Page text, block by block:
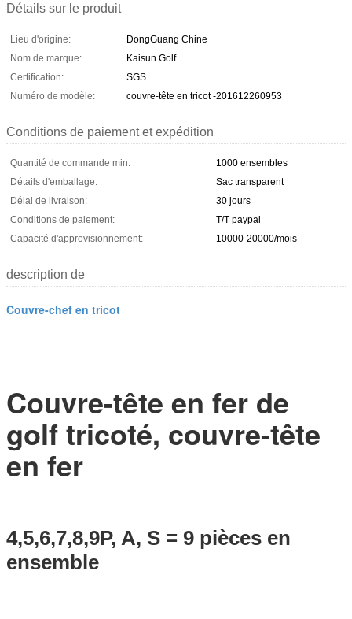
Détails sur le produit
Lieu d'origine:
DongGuang Chine
Nom de marque:
Kaisun Golf
Certification:
SGS
Numéro de modèle:
couvre-tête en tricot -201612260953
Conditions de paiement et expédition
Quantité de commande min:
1000 ensembles
Détails d'emballage:
Sac transparent
Délai de livraison:
30 jours
Conditions de paiement:
T/T paypal
Capacité d'approvisionnement:
10000-20000/mois
description de
Couvre-chef en tricot
Couvre-tête en fer de
golf tricoté, couvre-tête
en fer
4,5,6,7,8,9P, A, S = 9 pièces en
ensemble